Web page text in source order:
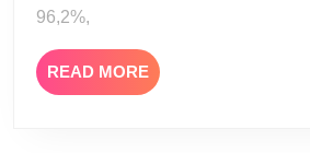
96,2%,
READ MORE READ
MORE